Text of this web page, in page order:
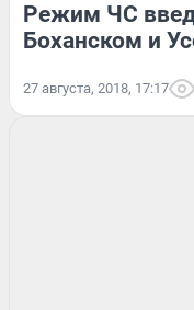
Режим ЧС
Боханском и
27 августа, 2018, 17:17